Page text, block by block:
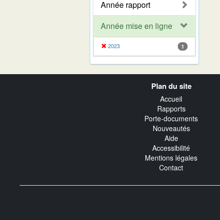
Année rapport
Année mise en ligne
2023 1
Plan du site
Accueil
Rapports
Porte-documents
Nouveautés
Aide
Accessibilité
Mentions légales
Contact